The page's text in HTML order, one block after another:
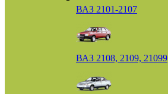
ВАЗ 2101-2107
ВАЗ 2108, 2109, 21099